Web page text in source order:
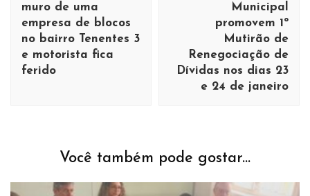
muro de uma
empresa de blocos
no bairro Tenentes 3
e motorista fica
ferido
Municipal
promovem 1º
Mutirão de
Renegociação de
Dívidas nos dias 23
e 24 de janeiro
Você também pode gostar...